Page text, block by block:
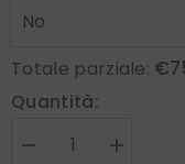
Totale parziale:
Quantità:
Diminuire
Aumenta